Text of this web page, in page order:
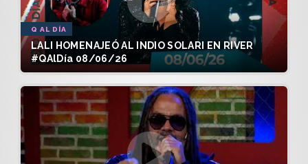
Q AL DÍA
LALI HOMENAJEÓ AL INDIO SOLARI EN RIVER
#QAlDía 08/06/26